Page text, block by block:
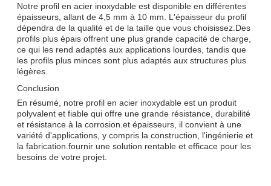
Notre profil en acier inoxydable est disponible en différentes
épaisseurs, allant de 4,5 mm à 10 mm. L'épaisseur du profil
dépendra de la qualité et de la taille que vous choisissez.Des
profils plus épais offrent une plus grande capacité de charge,
ce qui les rend adaptés aux applications lourdes, tandis que
les profils plus minces sont plus adaptés aux structures plus
légères.
Conclusion
En résumé, notre profil en acier inoxydable est un produit
polyvalent et fiable qui offre une grande résistance, durabilité
et résistance à la corrosion.et épaisseurs, il convient à une
variété d'applications, y compris la construction, l'ingénierie et
la fabrication.fournir une solution rentable et efficace pour les
besoins de votre projet.